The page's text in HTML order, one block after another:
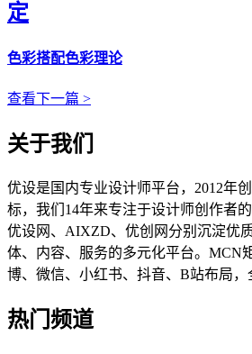
定
色彩搭配色彩理论
查看下一篇 >
关于我们
优设是国内专业设计师平台，2012年
标，我们14年来专注于设计师创作者
优设网、AIXZD、优创网分别沉淀优
体、内容、服务的多元化平台。MCN
博、微信、小红书、抖音、B站布局，
热门频道